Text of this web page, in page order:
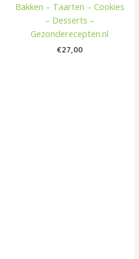
Bakken – Taarten – Cookies
– Desserts –
Gezonderecepten.nl
€27,00